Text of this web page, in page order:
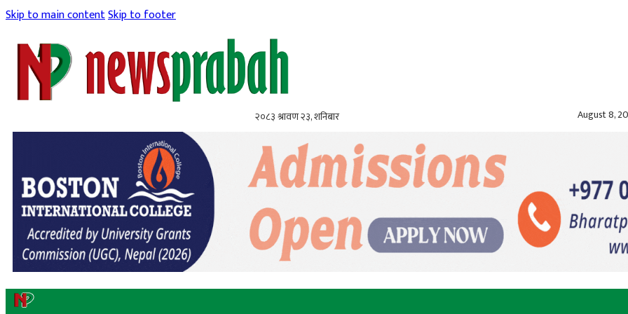
Skip to main contentSkip to footer
२०८३ श्रावण २३, शनिबार August 8,